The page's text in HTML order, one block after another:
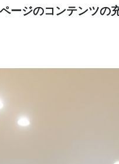
ージのコンテンツの